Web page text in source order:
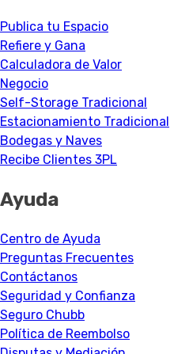
Publica tu Espacio
Refiere y Gana
Calculadora de Valor
Negocio
Self-Storage Tradicional
Estacionamiento Tradicional
Bodegas y Naves
Recibe Clientes 3PL
Ayuda
Centro de Ayuda
Preguntas Frecuentes
Contáctanos
Seguridad y Confianza
Seguro Chubb
Política de Reembolso